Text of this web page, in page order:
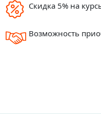
Скидка 5% на
Возможность